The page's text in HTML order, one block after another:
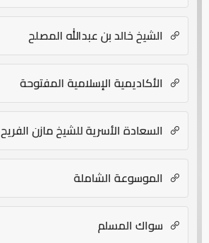
الشيخ خالد بن عبدالله المصلح
الأكاديمية الإسلامية المفتوحة
السعادة الأسرية للشيخ مازن الفريح
الموسوعة الشاملة
سواك المسلم